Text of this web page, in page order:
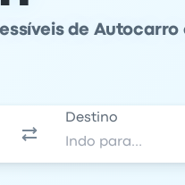
de
Destino